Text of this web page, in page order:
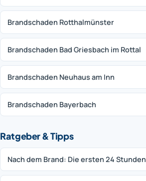
Brandschaden Rotthalmünster
Brandschaden Bad Griesbach im Rottal
Brandschaden Neuhaus am Inn
Brandschaden Bayerbach
Ratgeber & Tipps
Nach dem Brand: Die ersten 24 Stunden